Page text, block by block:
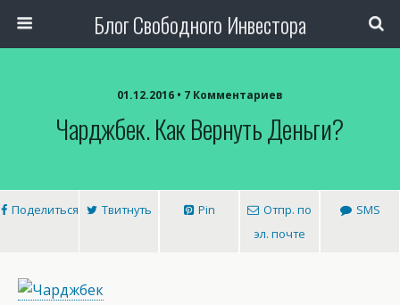
Блог Свободного Инвестора
01.12.2016 • 7 Комментариев
Чарджбек. Как Вернуть Деньги?
Поделиться Твитнуть Pin
Отпр. по
эл. почте
SMS